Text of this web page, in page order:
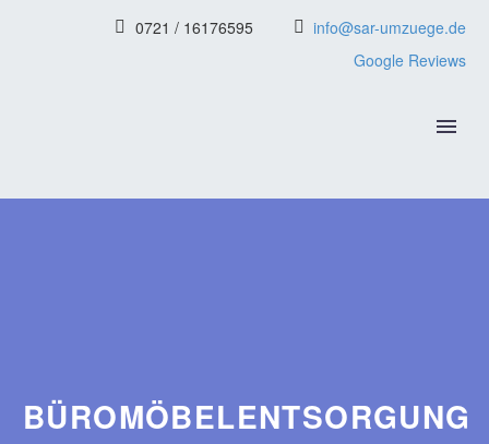
0721 / 16176595
info@sar-umzuege.de
Google Reviews
BÜROMÖBELENTSORGUNG